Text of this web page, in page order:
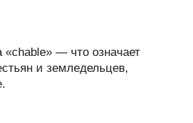
— что означает
и земледельцев,